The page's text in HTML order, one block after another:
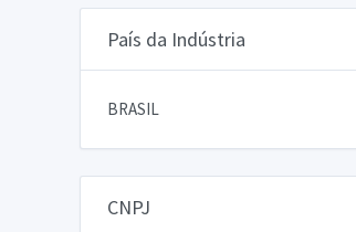
País da Indústria
BRASIL
CNPJ